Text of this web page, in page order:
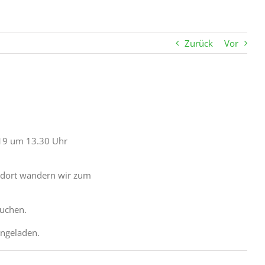
Zurück Vor
um 13.30 Uhr
wandern wir zum